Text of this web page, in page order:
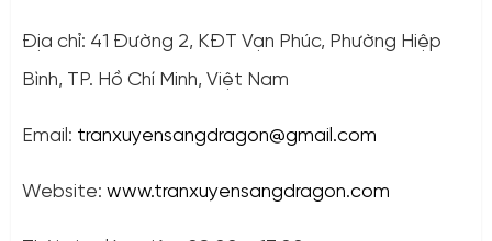
Địa chỉ: 41 Đường 2, KĐT Vạn Phúc, Phường Hiệp
Bình, TP. Hồ Chí Minh, Việt Nam
Email: tranxuyensangdragon@gmail.com
Website: www.tranxuyensangdragon.com